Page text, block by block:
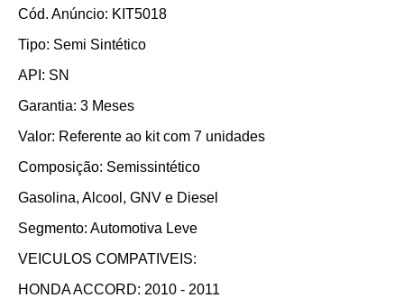
Cód. Anúncio: KIT5018
Tipo: Semi Sintético
API: SN
Garantia: 3 Meses
Valor: Referente ao kit com 7 unidades
Composição: Semissintético
Gasolina, Alcool, GNV e Diesel
Segmento: Automotiva Leve
VEICULOS COMPATIVEIS:
HONDA ACCORD: 2010 - 2011